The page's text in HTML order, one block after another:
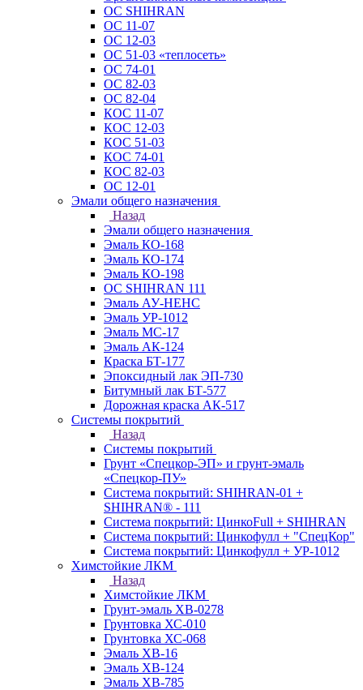
ОС SHIHRAN
ОС 11-07
ОС 12-03
ОС 51-03 «теплосеть»
ОС 74-01
ОС 82-03
ОС 82-04
КОС 11-07
КОС 12-03
КОС 51-03
КОС 74-01
КОС 82-03
ОС 12-01
Эмали общего назначения
Назад
Эмали общего назначения
Эмаль КО-168
Эмаль КО-174
Эмаль КО-198
ОС SHIHRAN 111
Эмаль АУ-НЕНС
Эмаль УР-1012
Эмаль МС-17
Эмаль АК-124
Краска БТ-177
Эпоксидный лак ЭП-730
Битумный лак БТ-577
Дорожная краска АК-517
Системы покрытий
Назад
Системы покрытий
Грунт «Спецкор-ЭП» и грунт-эмаль
«Спецкор-ПУ»
Система покрытий: SHIHRAN-01 +
SHIHRAN® - 111
Система покрытий: ЦинкоFull + SHIHRAN
Система покрытий: Цинкофулл + "СпецКор"
Система покрытий: Цинкофулл + УР-1012
Химстойкие ЛКМ
Назад
Химстойкие ЛКМ
Грунт-эмаль ХВ-0278
Грунтовка ХС-010
Грунтовка ХС-068
Эмаль ХВ-16
Эмаль ХВ-124
Эмаль ХВ-785